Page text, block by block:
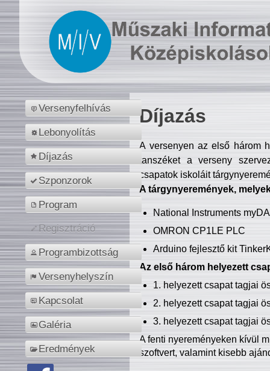
Versenyfelhívás
Lebonyolítás
Díjazás
Szponzorok
Program
Regisztráció
Programbizottság
Versenyhelyszín
Kapcsolat
Galéria
Eredmények
Díjazás
A versenyen az első három
tanszéket a verseny
csapatok iskoláit
A tárgynyeremények,
National Instruments
OMRON CP1LE PLC
Arduino fejlesztő kit
Az első három helyezett
1. helyezett csapat tagjai
2. helyezett csapat tagjai
3. helyezett csapat tagjai
A fenti nyereményeken kívül
szoftvert, valamint kisebb